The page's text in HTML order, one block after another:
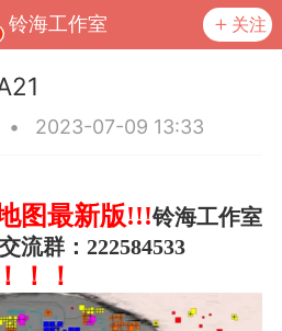
铃海工作室 关注
• 2023-07-09 13:33
图最新版!!!铃海工作室
流群：222584533
！！